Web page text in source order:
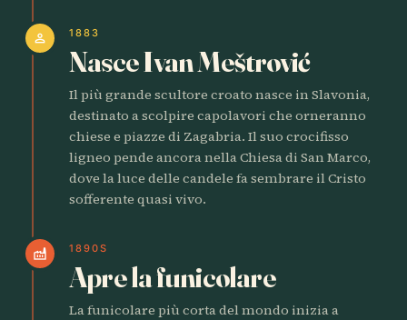
person 1883
Nasce Ivan Meštrović
Il più grande scultore croato nasce in Slavonia,
destinato a scolpire capolavori che orneranno
chiese e piazze di Zagabria. Il suo crocifisso
ligneo pende ancora nella Chiesa di San Marco,
dove la luce delle candele fa sembrare il Cristo
sofferente quasi vivo.
factory 1890S
Apre la funicolare
La funicolare più corta del mondo inizia a